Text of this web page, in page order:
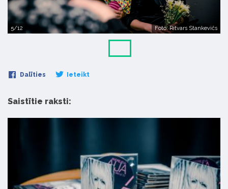
5/12 Foto: Ritvars Stankevičs
Dalīties Ieteikt
Saistītie raksti: